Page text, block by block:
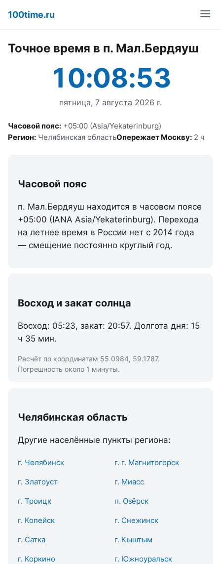
100time.ru
Точное время в п. Мал.Бердяуш
10:08:53
пятница, 7 августа 2026 г.
Часовой пояс: +05:00 (Asia/Yekaterinburg)
Регион: Челябинская областьОпережает Москву: 2 ч
Часовой пояс
п. Мал.Бердяуш находится в часовом поясе
+05:00 (IANA Asia/Yekaterinburg). Перехода
на летнее время в России нет с 2014 года
— смещение постоянно круглый год.
Восход и закат солнца
Восход: 05:23, закат: 20:57. Долгота дня: 15
ч 35 мин.
Расчёт по координатам 55.0984, 59.1787.
Погрешность около 1 минуты.
Челябинская область
Другие населённые пункты региона:
г. Челябинск г. г. Магнитогорск
г. Златоуст г. Миасс
г. Троицк п. Озёрск
г. Копейск г. Снежинск
г. Сатка г. Кыштым
г. Коркино г. Южноуральск